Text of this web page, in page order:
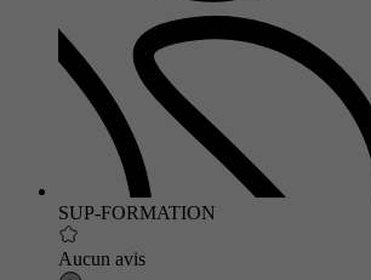
SUP-FORMATION
Aucun avis